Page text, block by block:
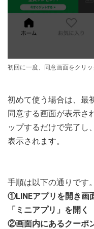
初回に一度、同意画面をクリッ
初めて使う場合は、最
同意する画面が表示さ
ップするだけで完了し
表示されます。
手順は以下の通りです。
①LINEアプリを開き画
「ミニアプリ」を開く
②画面内にあるクーポ